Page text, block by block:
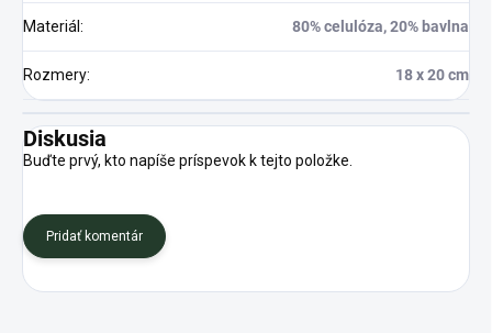
Materiál : 80% celulóza, 20% bavlna
Rozmery: 18 x 20 cm
Diskusia
Buďte prvý, kto napíše príspevok k tejto položke.
Pridať komentár